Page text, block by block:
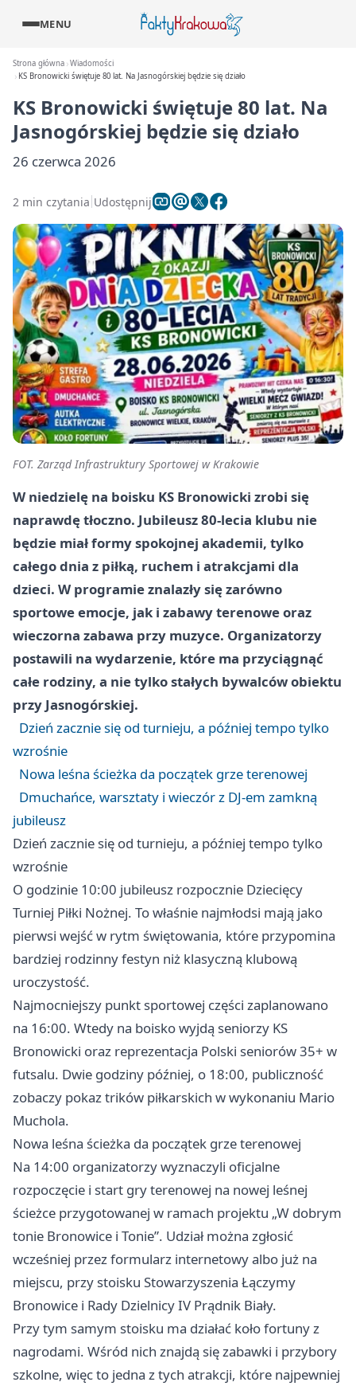
MENU
Strona główna Wiadomości
KS Bronowicki świętuje 80 lat. Na Jasnogórskiej będzie się działo
KS Bronowicki świętuje 80 lat. Na
Jasnogórskiej będzie się działo
26 czerwca 2026
2 min czytania Udostępnij
FOT. Zarząd Infrastruktury Sportowej w Krakowie
W niedzielę na boisku KS Bronowicki zrobi się
naprawdę tłoczno. Jubileusz 80-lecia klubu nie
będzie miał formy spokojnej akademii, tylko
całego dnia z piłką, ruchem i atrakcjami dla
dzieci. W programie znalazły się zarówno
sportowe emocje, jak i zabawy terenowe oraz
wieczorna zabawa przy muzyce. Organizatorzy
postawili na wydarzenie, które ma przyciągnąć
całe rodziny, a nie tylko stałych bywalców obiektu
przy Jasnogórskiej.
Dzień zacznie się od turnieju, a później tempo tylko
wzrośnie
Nowa leśna ścieżka da początek grze terenowej
Dmuchańce, warsztaty i wieczór z DJ-em zamkną
jubileusz
Dzień zacznie się od turnieju, a później tempo tylko
wzrośnie
O godzinie 10:00 jubileusz rozpocznie Dziecięcy
Turniej Piłki Nożnej. To właśnie najmłodsi mają jako
pierwsi wejść w rytm świętowania, które przypomina
bardziej rodzinny festyn niż klasyczną klubową
uroczystość.
Najmocniejszy punkt sportowej części zaplanowano
na 16:00. Wtedy na boisko wyjdą seniorzy KS
Bronowicki oraz reprezentacja Polski seniorów 35+ w
futsalu. Dwie godziny później, o 18:00, publiczność
zobaczy pokaz trików piłkarskich w wykonaniu Mario
Muchola.
Nowa leśna ścieżka da początek grze terenowej
Na 14:00 organizatorzy wyznaczyli oficjalne
rozpoczęcie i start gry terenowej na nowej leśnej
ścieżce przygotowanej w ramach projektu „W dobrym
tonie Bronowice i Tonie”. Udział można zgłosić
wcześniej przez formularz internetowy albo już na
miejscu, przy stoisku Stowarzyszenia Łączymy
Bronowice i Rady Dzielnicy IV Prądnik Biały.
Przy tym samym stoisku ma działać koło fortuny z
nagrodami. Wśród nich znajdą się zabawki i przybory
szkolne, więc to jedna z tych atrakcji, które najpewniej